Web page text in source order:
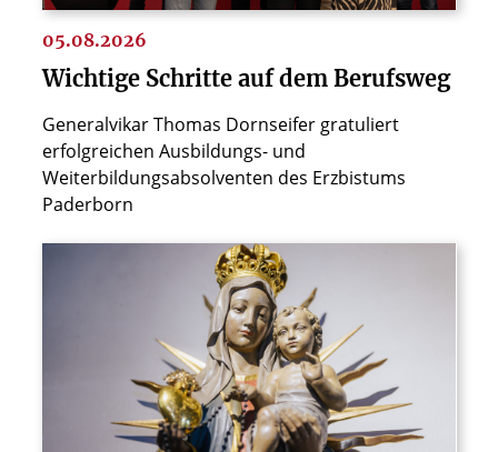
05.08.2026
Wichtige Schritte auf dem Berufsweg
Generalvikar Thomas Dornseifer gratuliert
erfolgreichen Ausbildungs- und
Weiterbildungsabsolventen des Erzbistums
Paderborn